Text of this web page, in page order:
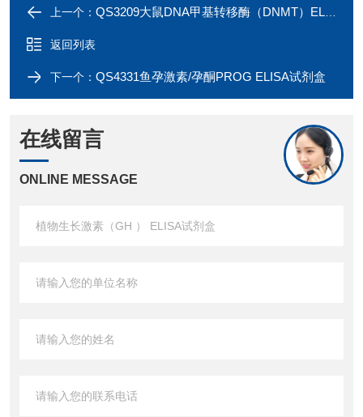
上一个： QS3209大鼠DNA甲基转移酶（DNMT）ELISA试剂盒
返回列表
下一个： QS4331鱼孕激素/孕酮PROG ELISA试剂盒
在线留言
ONLINE MESSAGE